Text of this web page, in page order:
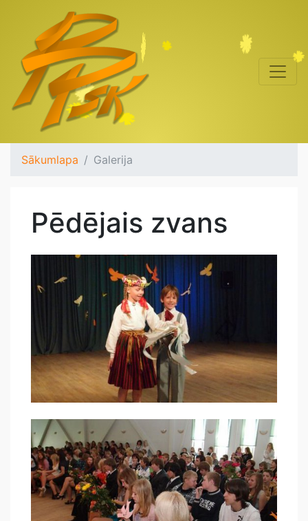
Sākumlapa Galerija
Pēdējais zvans